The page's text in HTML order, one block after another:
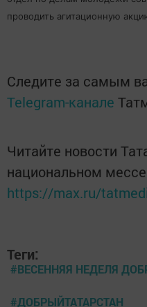
проводить агитационную
Следите за самым
Telegram-канале
Читайте новости
национальном
https://max.ru/
Теги:
#ВЕСЕННЯЯ НЕДЕЛЯ
#ДОБРЫЙТАТАРСТАН